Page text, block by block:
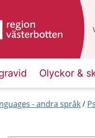
Olyckor &
- andra språk